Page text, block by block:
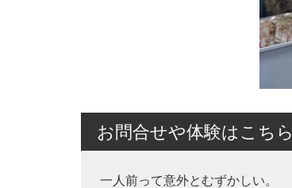
お問合せや体験はこちら
一人前って意外とむずかしい。